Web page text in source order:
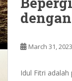
March 31, 2023
Idul Fitri